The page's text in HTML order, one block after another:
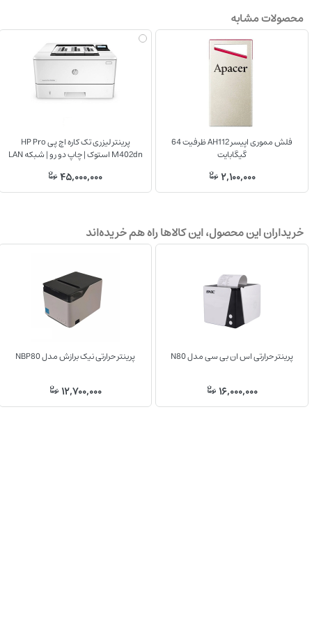
محصولات مشابه
فلش مموری اپیسر AH112 ظرفیت 64
گیگابایت
2,100,000
پرینتر لیزری تک کاره اچ پی HP Pro
M402dn استوک | چاپ دو رو | شبکه LAN
45,000,000
خریداران این محصول، این کالاها راه هم خریده‌اند
پرینتر حرارتی اس ان بی سی مدل N80
16,000,000
پرینتر حرارتی نیک برازش مدل NBP80
12,700,000